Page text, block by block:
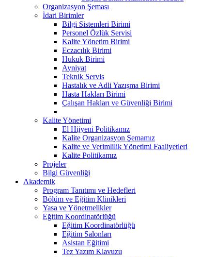
Organizasyon Şeması
İdari Birimler
Bilgi Sistemleri Birimi
Personel Özlük Servisi
Kalite Yönetim Birimi
Eczacılık Birimi
Hukuk Birimi
Ayniyat
Teknik Servis
Hastalık ve Adli Yazışma Birimi
Hasta Hakları Birimi
Çalışan Hakları ve Güvenliği Birimi
Kalite Yönetimi
El Hijyeni Politikamız
Kalite Organizasyon Şemamız
Kalite ve Verimlilik Yönetimi Faaliyetleri
Kalite Politikamız
Projeler
Bilgi Güvenliği
Akademik
Program Tanıtımı ve Hedefleri
Bölüm ve Eğitim Klinikleri
Yasa ve Yönetmelikler
Eğitim Koordinatörlüğü
Eğitim Koordinatörlüğü
Eğitim Salonları
Asistan Eğitimi
Tez Yazım Klavuzu